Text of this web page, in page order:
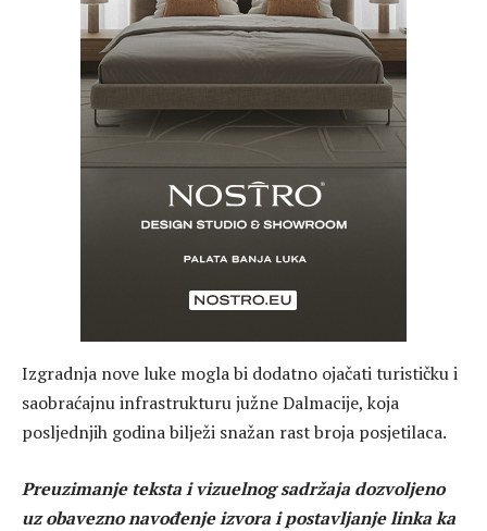
Izgradnja nove luke mogla bi dodatno ojačati turističku i
saobraćajnu infrastrukturu južne Dalmacije, koja
posljednjih godina bilježi snažan rast broja posjetilaca.
Preuzimanje teksta i vizuelnog sadržaja dozvoljeno
uz obavezno navođenje izvora i postavljanje linka ka